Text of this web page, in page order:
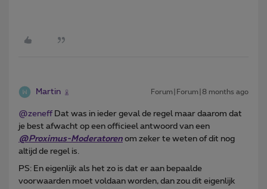
Martin Forum|Forum|8 months ago
@zeneff Dat was in ieder geval de regel maar daarom dat
je best afwacht op een officieel antwoord van een
@Proximus-Moderatoren om zeker te weten of dit nog
altijd de regel is.
PS: En eigenlijk als het zo is dat er aan bepaalde
voorwaarden moet voldaan worden, dan zou dit eigenlijk